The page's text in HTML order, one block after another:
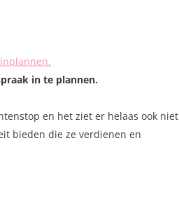
in te plannen.
en het ziet er helaas ook niet
bieden die ze verdienen en